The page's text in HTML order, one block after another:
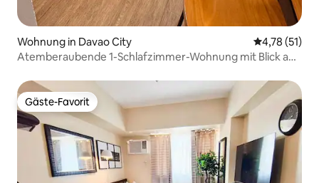
Wohnung in Davao City
4,78 (51)
Atemberaubende 1-Schlafzimmer-Wohnung mit Blick auf
Gäste-Favorit
Gäste-Favorit